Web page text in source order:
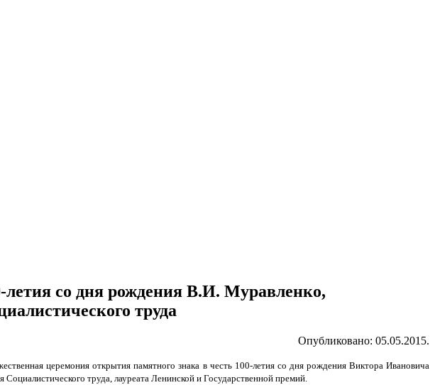
летия со дня рождения В.И. Муравленко,
труда
Опубликовано: 05.05.2015.
церемония открытия памятного знака в честь 100-летия со дня рождения Виктора Ивановича
труда, лауреата Ленинской и Государственной премий.